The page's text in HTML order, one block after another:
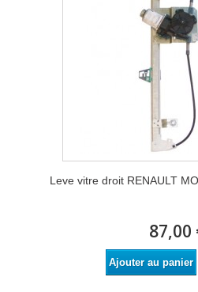
Leve vitre droit RENAULT
87,00
Ajouter au panier